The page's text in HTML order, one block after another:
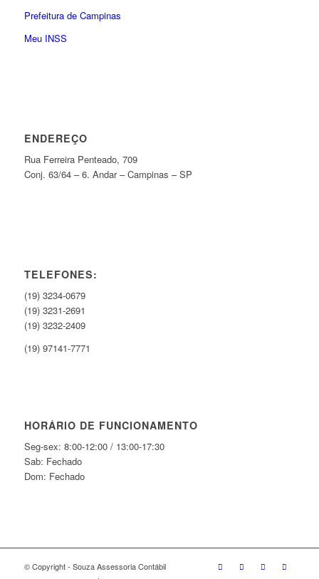
Prefeitura de Campinas
Meu INSS
ENDEREÇO
Rua Ferreira Penteado, 709
Conj. 63/64 – 6. Andar – Campinas – SP
TELEFONES:
(19) 3234-0679
(19) 3231-2691
(19) 3232-2409
(19) 97141-7771
HORÁRIO DE FUNCIONAMENTO
Seg-sex: 8:00-12:00 / 13:00-17:30
Sab: Fechado
Dom: Fechado
© Copyright - Souza Assessoria Contábil